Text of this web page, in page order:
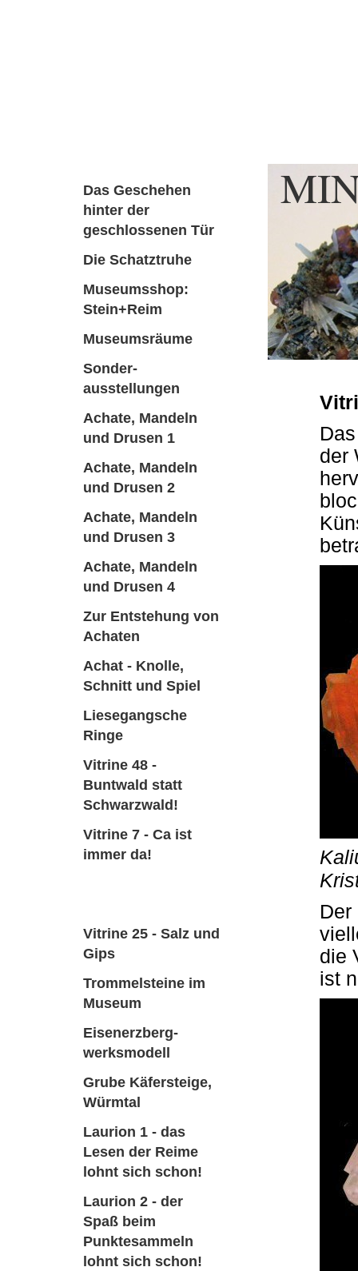
Das Geschehen
hinter der
geschlossenen Tür
Die Schatztruhe
Museumsshop:
Stein+Reim
Museumsräume
Sonder-
ausstellungen
Achate, Mandeln
und Drusen 1
Achate, Mandeln
und Drusen 2
Achate, Mandeln
und Drusen 3
Achate, Mandeln
und Drusen 4
Zur Entstehung von
Achaten
Achat - Knolle,
Schnitt und Spiel
Liesegangsche
Ringe
Vitrine 48 -
Buntwald statt
Schwarzwald!
Vitrine 7 - Ca ist
immer da!
Vitrine 25 - Salz und
Gips
Trommelsteine im
Museum
Eisenerzberg-
werksmodell
Grube Käfersteige,
Würmtal
Laurion 1 - das
Lesen der Reime
lohnt sich schon!
Laurion 2 - der
Spaß beim
Punktesammeln
lohnt sich schon!
der
Der
die
ist